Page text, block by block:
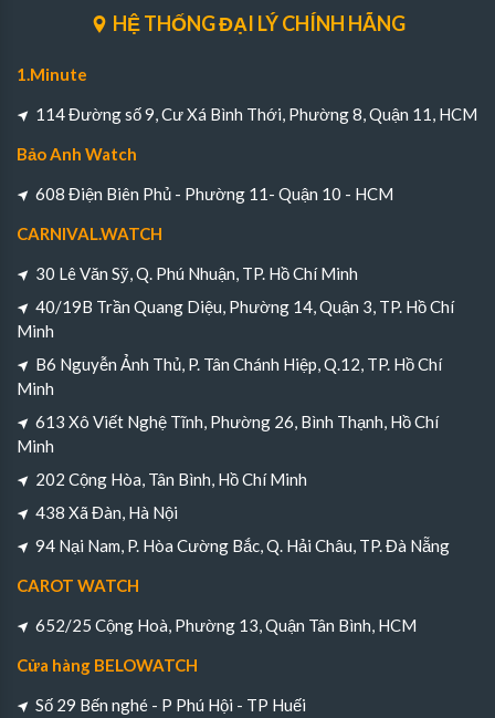
HỆ THỐNG ĐẠI LÝ CHÍNH HÃNG
1.Minute
114 Đường số 9, Cư Xá Bình Thới, Phường 8, Quận 11, HCM
Bảo Anh Watch
608 Điện Biên Phủ - Phường 11- Quận 10 - HCM
CARNIVAL.WATCH
30 Lê Văn Sỹ, Q. Phú Nhuận, TP. Hồ Chí Minh
40/19B Trần Quang Diệu, Phường 14, Quận 3, TP. Hồ Chí
Minh
B6 Nguyễn Ảnh Thủ, P. Tân Chánh Hiệp, Q.12, TP. Hồ Chí
Minh
613 Xô Viết Nghệ Tĩnh, Phường 26, Bình Thạnh, Hồ Chí
Minh
202 Cộng Hòa, Tân Bình, Hồ Chí Minh
438 Xã Đàn, Hà Nội
94 Nại Nam, P. Hòa Cường Bắc, Q. Hải Châu, TP. Đà Nẵng
CAROT WATCH
652/25 Cộng Hoà, Phường 13, Quận Tân Bình, HCM
Cửa hàng BELOWATCH
Số 29 Bến nghé - P Phú Hội - TP Huếi